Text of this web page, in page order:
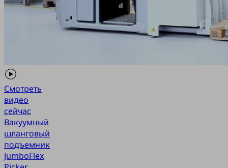
Смотреть
видео
сейчас
Вакуумный
шланговый
подъемник
JumboFlex